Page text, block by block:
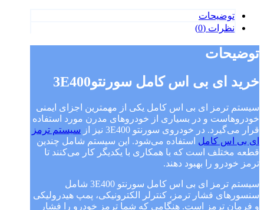
توضیحات
نظرات (0)
توضیحات
خرید ای بی اس کامل سورنتو3E400
سیستم ترمز ای بی اس کامل یکی از مهمترین اجزای ایمنی
خودروهاست و در بسیاری از خودروهای مدرن مورد استفاده
قرار می‌گیرد. در خودروی سورنتو 3E400 نیز از
سیستم ترمز
ای بی اس کامل استفاده می‌شود. این سیستم شامل چندین
قطعه مختلف است که با همکاری با یکدیگر کار می‌کنند تا
ترمز خودرو را بهبود دهند.
سیستم ترمز ای بی اس کامل سورنتو 3E400 شامل
سنسورهای فشار ترمز، کنترلر الکترونیکی، پمپ هیدرولیکی
و فرمان ترمز است. هنگامی که شما ترمز خودرو را فشار